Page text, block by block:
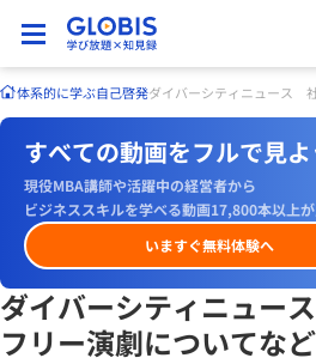
体系的に学ぶ自己啓発ダイバーシティニュース
すべての動画をフルで見よ
現役MBA講師や活躍中の経営者から
ビジネススキルを学べる動画17,800本以上が
いますぐ無料体験へ
ダイバーシティニュー
フリー演劇についてな